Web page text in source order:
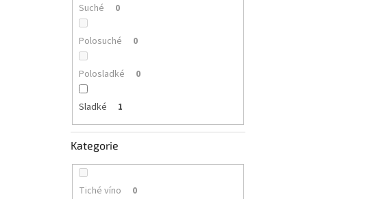
Suché 0
Polosuché 0
Polosladké 0
Sladké 1
Kategorie
Tiché víno 0